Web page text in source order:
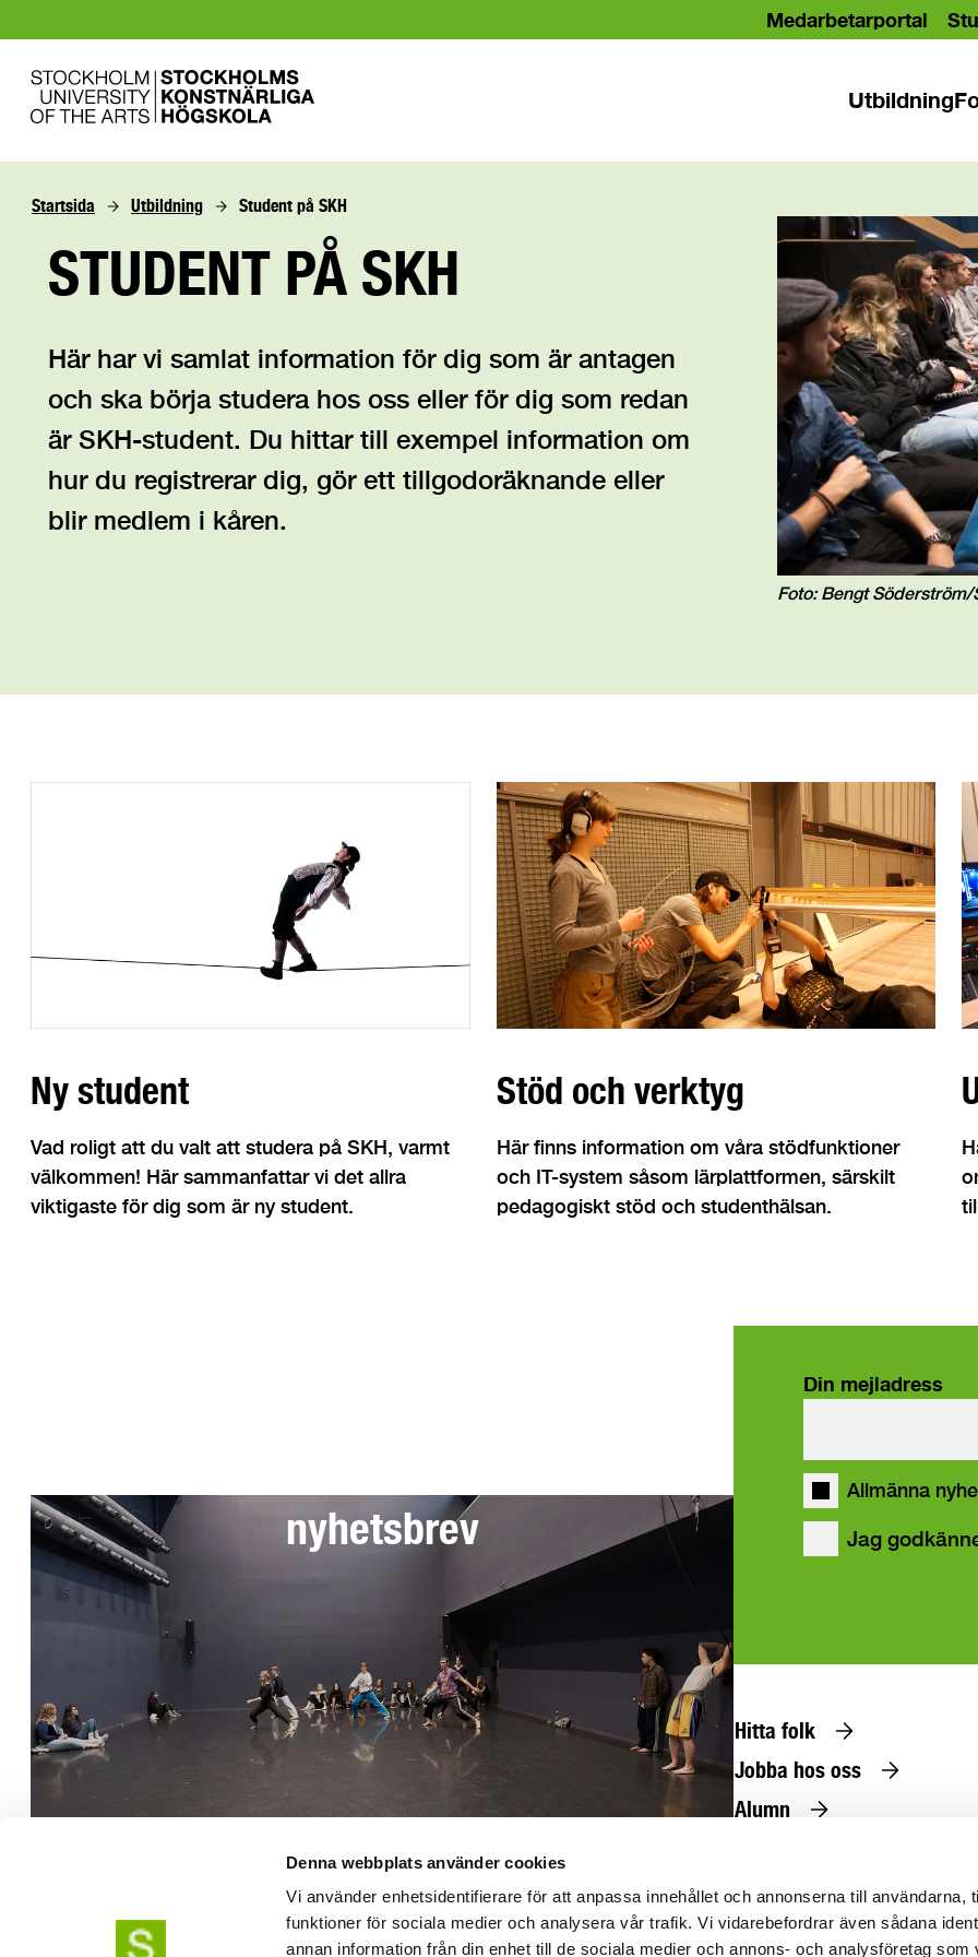
Denna webbplats använder cookies
Vi använder enhetsidentifierare för att anpassa innehållet och annonserna till användarna,
funktioner för sociala medier och analysera vår trafik. Vi vidarebefordrar även sådana
annan information från din enhet till de sociala medier och annons- och analysföretag som
Medarbetarportal
Utbildning
Startsida Utbildning Student på SKH
STUDENT PÅ SKH
Här har vi samlat information för dig som är antagen
och ska börja studera hos oss eller för dig som redan
är SKH-student. Du hittar till exempel information om
hur du registrerar dig, gör ett tillgodoräknande eller
blir medlem i kåren.
Foto: Bengt Söderström/
Ny student
Vad roligt att du valt att studera på SKH, varmt
välkommen! Här sammanfattar vi det allra
viktigaste för dig som är ny student.
Stöd och verktyg
Här finns information om våra stödfunktioner
och IT-system såsom lärplattformen, särskilt
pedagogiskt stöd och studenthälsan.
nyhetsbrev
Din mejladress
Allmänna
Jag
Telefon växel: 08-49 400 000
studieinfo@uniarts.se
Frågor om vår forskarutbildning:phdpositions@uniarts.se
Hitta folk
Jobba hos oss
Alumn